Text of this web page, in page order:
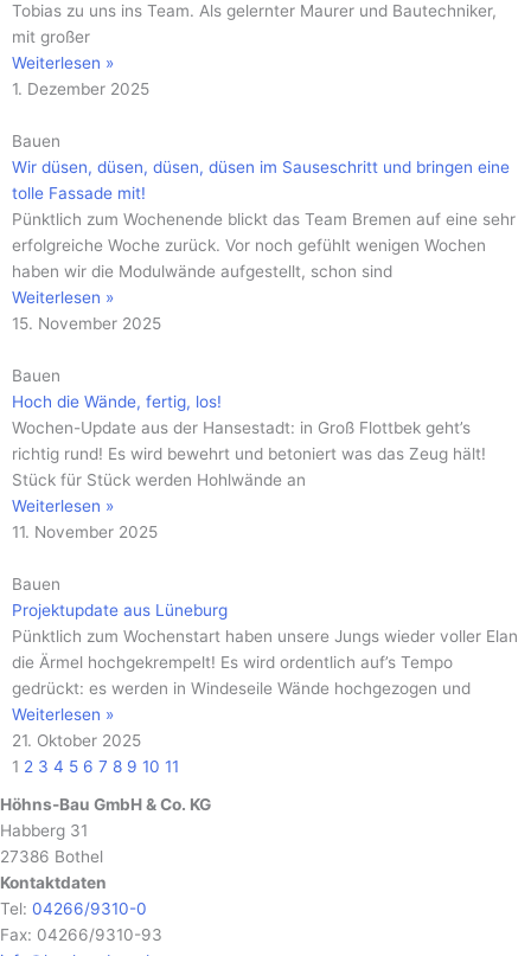
Tobias zu uns ins Team. Als gelernter Maurer und Bautechniker,
mit großer
Weiterlesen »
1. Dezember 2025
Bauen
Wir düsen, düsen, düsen, düsen im Sauseschritt und bringen eine
tolle Fassade mit!
Pünktlich zum Wochenende blickt das Team Bremen auf eine sehr
erfolgreiche Woche zurück. Vor noch gefühlt wenigen Wochen
haben wir die Modulwände aufgestellt, schon sind
Weiterlesen »
15. November 2025
Bauen
Hoch die Wände, fertig, los!
Wochen-Update aus der Hansestadt: in Groß Flottbek geht’s
richtig rund! Es wird bewehrt und betoniert was das Zeug hält!
Stück für Stück werden Hohlwände an
Weiterlesen »
11. November 2025
Bauen
Projektupdate aus Lüneburg
Pünktlich zum Wochenstart haben unsere Jungs wieder voller Elan
die Ärmel hochgekrempelt! Es wird ordentlich auf’s Tempo
gedrückt: es werden in Windeseile Wände hochgezogen und
Weiterlesen »
21. Oktober 2025
1 2 3 4 5 6 7 8 9 10 11
Höhns-Bau GmbH & Co. KG
Habberg 31
27386 Bothel
Kontaktdaten
Tel: 04266/9310-0
Fax: 04266/9310-93